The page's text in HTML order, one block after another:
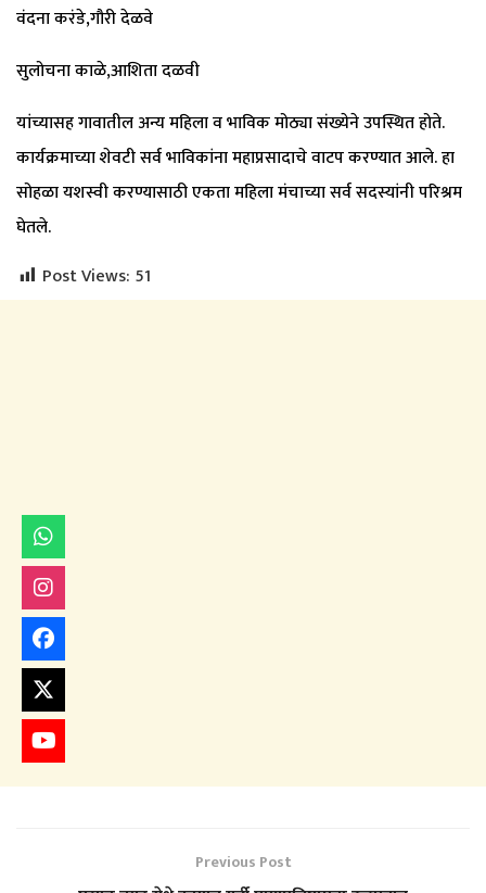
वंदना करंडे,गौरी देळवे
सुलोचना काळे,आशिता दळवी
यांच्यासह गावातील अन्य महिला व भाविक मोठ्या संख्येने उपस्थित होते.
कार्यक्रमाच्या शेवटी सर्व भाविकांना महाप्रसादाचे वाटप करण्यात आले. हा
सोहळा यशस्वी करण्यासाठी एकता महिला मंचाच्या सर्व सदस्यांनी परिश्रम
घेतले.
Post Views: 51
Previous Post